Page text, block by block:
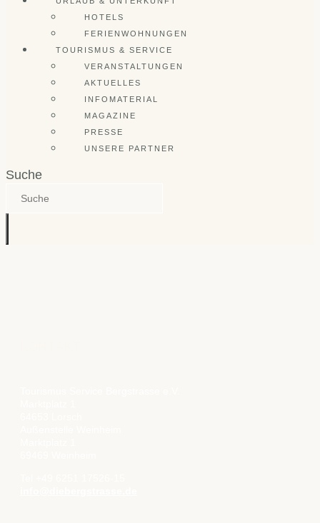
HOTELS
FERIENWOHNUNGEN
TOURISMUS & SERVICE
VERANSTALTUNGEN
AKTUELLES
INFOMATERIAL
MAGAZINE
PRESSE
UNSERE PARTNER
Suche